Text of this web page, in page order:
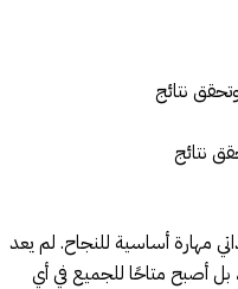
نتائج
مهارة أساسية للنجاح. لم يعد
بل أصبح متاحًا للجميع في أي